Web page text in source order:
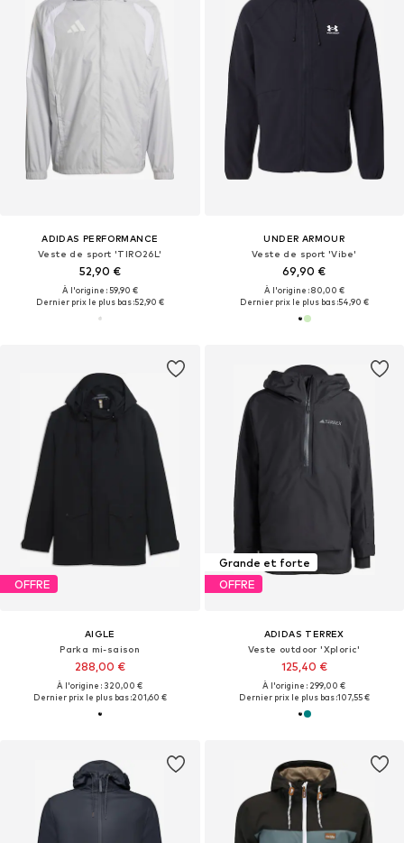
ADIDAS PERFORMANCE
Veste de sport 'TIRO26L'
52,90 €
À l'origine : 59,90 €
Dernier prix le plus bas :52,90 €
UNDER ARMOUR
Veste de sport 'Vibe'
69,90 €
À l'origine : 80,00 €
Dernier prix le plus bas :54,90 €
OFFRE
AIGLE
Parka mi-saison
288,00 €
À l'origine : 320,00 €
Dernier prix le plus bas :201,60 €
Grande et forte
OFFRE
ADIDAS TERREX
Veste outdoor 'Xploric'
125,40 €
À l'origine : 299,00 €
Dernier prix le plus bas :107,55 €